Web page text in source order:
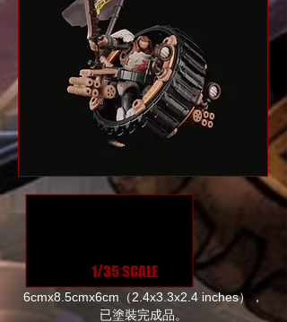
1/35 SCALE
6cmx8.5cmx6cm（2.4x3.3x2.4 inches），
已塗裝完成品。